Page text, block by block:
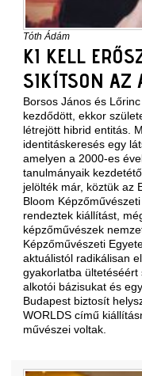
Tóth Ádám
KI KELL
SIKÍTSON AZ
Borsos János és
kezdődött, ekkor
létrejött hibrid entitás.
identitáskeresés egy
amelyen a 2000-es
tanulmányaik
jelölték már, köztük az
Bloom
rendeztek kiállítást,
képzőművészek
Képzőművészeti
aktuálistól radikálisan
gyakorlatba
alkotói bázisukat és
Budapest biztosít
WORLDS című
művészei voltak.